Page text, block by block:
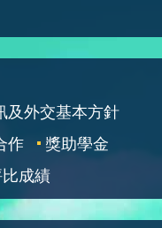
及外交基本方針
作
獎助學金
成績